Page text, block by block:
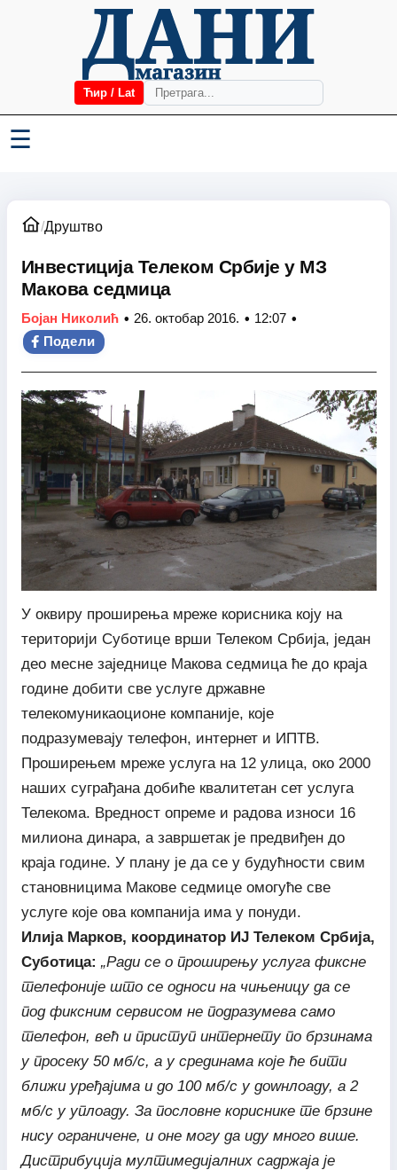
Ћир / Lat
☰
/Друштво
Инвестиција Телеком Србије у МЗ
Макова седмица
Бојан Николић • 26. октобар 2016. • 12:07 •
Подели
У оквиру проширења мреже корисника коју на
територији Суботице врши Телеком Србија, један
део месне заједнице Макова седмица ће до краја
године добити све услуге државне
телекомуникаоционе компаније, које
подразумевају телефон, интернет и ИПТВ.
Проширењем мреже услуга на 12 улица, око 2000
наших суграђана добиће квалитетан сет услуга
Телекома. Вредност опреме и радова износи 16
милиона динара, а завршетак је предвиђен до
краја године. У плану је да се у будућности свим
становницима Макове седмице омогуће све
услуге које ова компанија има у понуди.
Илија Марков, координатор ИЈ Телеком Србија,
Суботица: „Ради се о проширењу услуга фиксне
телефоније што се односи на чињеницу да се
под фиксним сервисом не подразумева само
телефон, већ и приступ интернету по брзинама
у просеку 50 мб/с, а у срединама које ће бити
ближи уређајима и до 100 мб/с у доwнлоаду, а 2
мб/с у уплоаду. За пословне кориснике те брзине
нису ограничене, и оне могу да иду много више.
Дистрибуција мултимедијалних садржаја је